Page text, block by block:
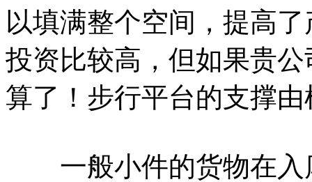
以填满整个空间，提高
投资比较高，但如果贵
算了！步行平台的支撑
一般小件的货物在入